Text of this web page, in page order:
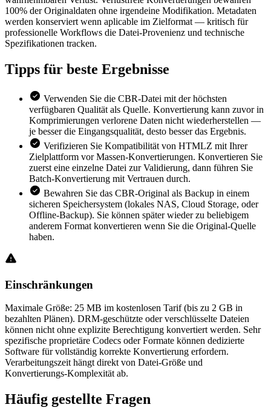
100% der Originaldaten ohne irgendeine Modifikation. Metadaten
werden konserviert wenn aplicable im Zielformat — kritisch für
professionelle Workflows die Datei-Provenienz und technische
Spezifikationen tracken.
Tipps für beste Ergebnisse
Verwenden Sie die CBR-Datei mit der höchsten
verfügbaren Qualität als Quelle. Konvertierung kann zuvor in
Komprimierungen verlorene Daten nicht wiederherstellen —
je besser die Eingangsqualität, desto besser das Ergebnis.
Verifizieren Sie Kompatibilität von HTMLZ mit Ihrer
Zielplattform vor Massen-Konvertierungen. Konvertieren Sie
zuerst eine einzelne Datei zur Validierung, dann führen Sie
Batch-Konvertierung mit Vertrauen durch.
Bewahren Sie das CBR-Original als Backup in einem
sicheren Speichersystem (lokales NAS, Cloud Storage, oder
Offline-Backup). Sie können später wieder zu beliebigem
anderem Format konvertieren wenn Sie die Original-Quelle
haben.
Einschränkungen
Maximale Größe: 25 MB im kostenlosen Tarif (bis zu 2 GB in
bezahlten Plänen). DRM-geschützte oder verschlüsselte Dateien
können nicht ohne explizite Berechtigung konvertiert werden. Sehr
spezifische proprietäre Codecs oder Formate können dedizierte
Software für vollständig korrekte Konvertierung erfordern.
Verarbeitungszeit hängt direkt von Datei-Größe und
Konvertierungs-Komplexität ab.
Häufig gestellte Fragen